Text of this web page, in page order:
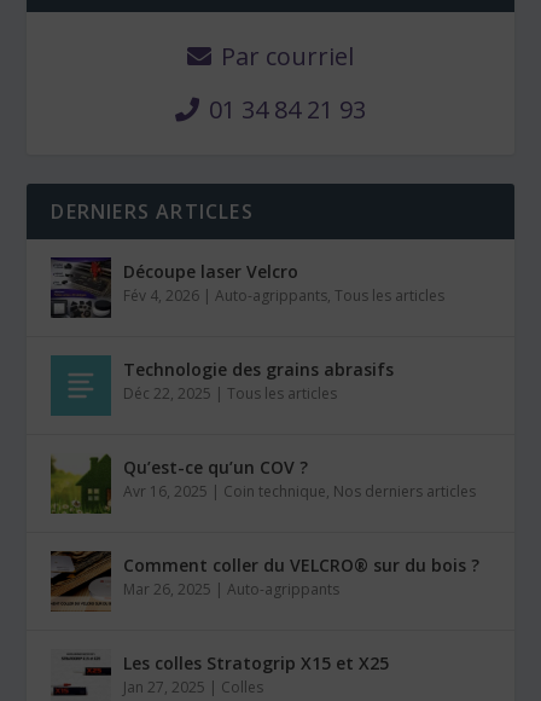
Par courriel
01 34 84 21 93
DERNIERS ARTICLES
Découpe laser Velcro
Fév 4, 2026 |Auto-agrippants,Tous les articles
Technologie des grains abrasifs
Déc 22, 2025 |Tous les articles
Qu’est-ce qu’un COV ?
Avr 16, 2025 | Coin technique, Nos derniers articles
Comment coller du VELCRO® sur du bois ?
Mar 26, 2025 |Auto-agrippants
Les colles Stratogrip X15 et X25
Jan 27, 2025 | Colles